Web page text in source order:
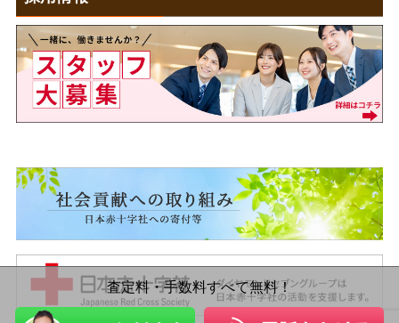
査定料・手数料すべて無料！